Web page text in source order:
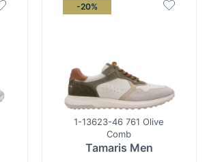
-20%
1-13623-46 761 Olive
Comb
Tamaris Men